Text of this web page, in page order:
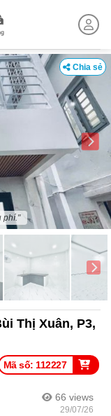
phí."
Thị Xuân, P3,
Mã số: 112227
66 views
29/07/26
Chia sẻ